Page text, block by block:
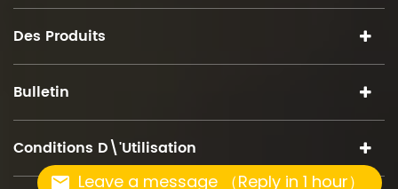
Leave a message （Reply in 1 hour）
Des Produits
Bulletin
Conditions D\'utilisation